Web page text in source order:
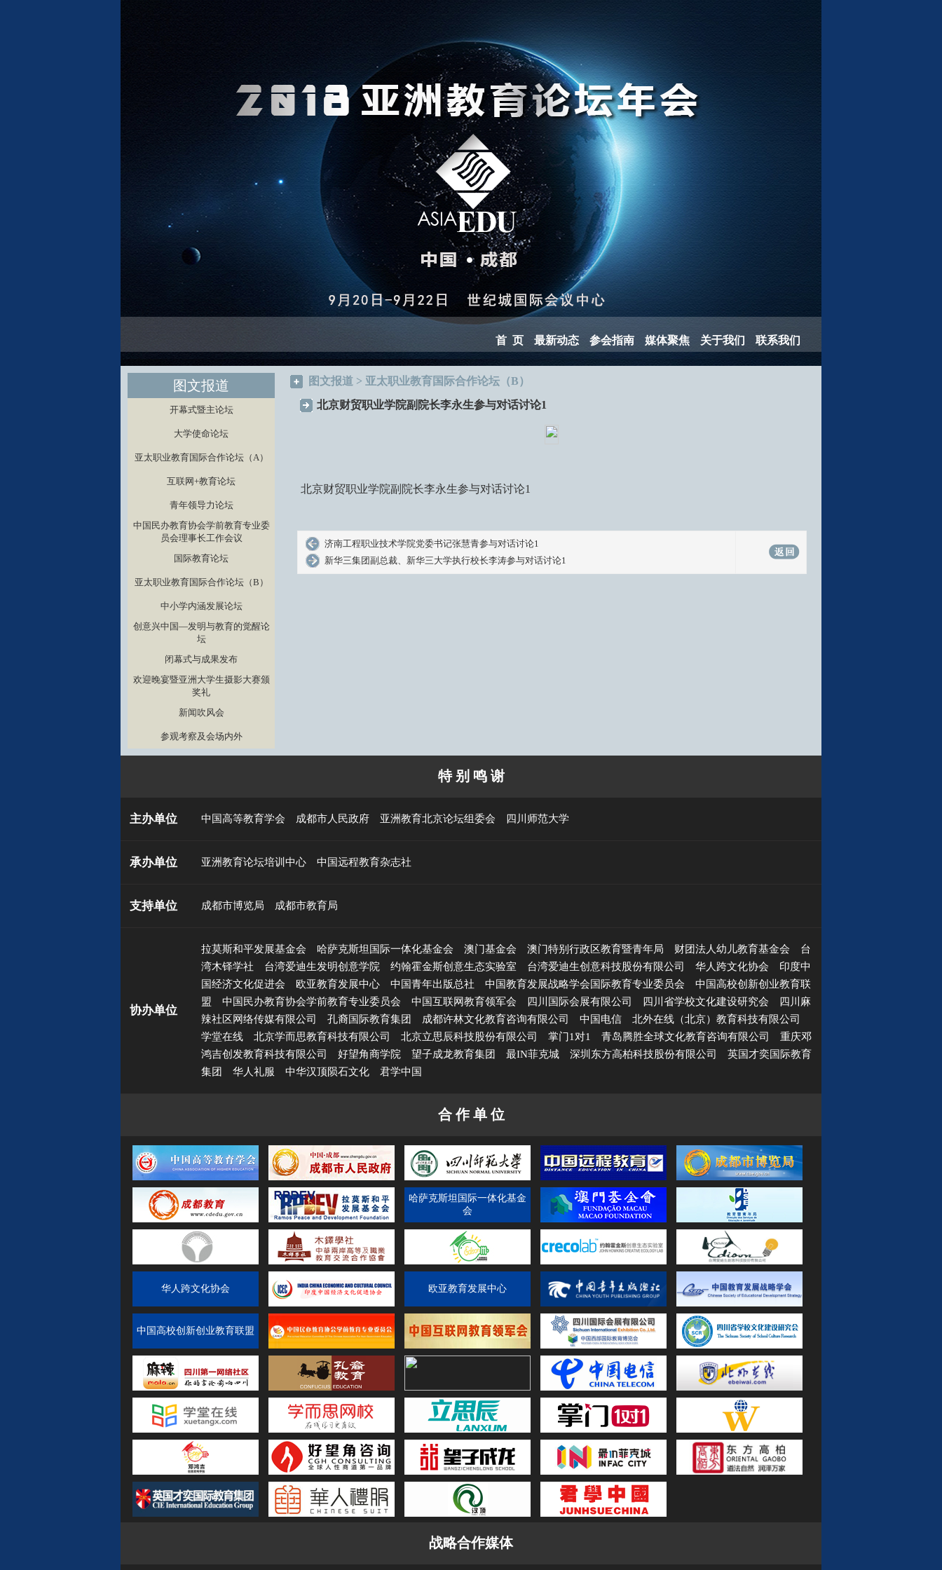
首 页 最新动态 参会指南 媒体聚焦 关于我们 联系我们
图文报道
开幕式暨主论坛
大学使命论坛
亚太职业教育国际合作论坛（A）
互联网+教育论坛
青年领导力论坛
中国民办教育协会学前教育专业委
员会理事长工作会议
国际教育论坛
亚太职业教育国际合作论坛（B）
中小学内涵发展论坛
创意兴中国—发明与教育的觉醒论
坛
闭幕式与成果发布
欢迎晚宴暨亚洲大学生摄影大赛颁
奖礼
新闻吹风会
参观考察及会场内外
图文报道 > 亚太职业教育国际合作论坛（B）
北京财贸职业学院副院长李永生参与对话讨论1
北京财贸职业学院副院长李永生参与对话讨论1
济南工程职业技术学院党委书记张慧青参与对话讨论1
新华三集团副总裁、新华三大学执行校长李涛参与对话讨论1
特 别 鸣 谢
主办单位 中国高等教育学会 成都市人民政府 亚洲教育北京论坛组委会 四川师范大学
承办单位 亚洲教育论坛培训中心 中国远程教育杂志社
支持单位 成都市博览局 成都市教育局
协办单位
拉莫斯和平发展基金会 哈萨克斯坦国际一体化基金会 澳门基金会 澳门特别行政区教育暨青年局 财团法人幼儿教育基金会
台
湾木铎学社
台湾爱迪生发明创意学院 约翰霍金斯创意生态实验室 台湾爱迪生创意科技股份有限公司 华人跨文化协会
印度中
国经济文化促进会
欧亚教育发展中心 中国青年出版总社 中国教育发展战略学会国际教育专业委员会
中国高校创新创业教育联
盟
中国民办教育协会学前教育专业委员会 中国互联网教育领军会 四川国际会展有限公司 四川省学校文化建设研究会
四川麻
辣社区网络传媒有限公司
孔裔国际教育集团 成都许林文化教育咨询有限公司 中国电信
北外在线（北京）教育科技有限公司
学堂在线
北京学而思教育科技有限公司 北京立思辰科技股份有限公司 掌门1对1 青岛腾胜全球文化教育咨询有限公司
重庆邓
鸿吉创发教育科技有限公司
好望角商学院 望子成龙教育集团 最IN菲克城 深圳东方高柏科技股份有限公司
英国才奕国际教育
集团
华人礼服 中华汉顶陨石文化 君学中国
合 作 单 位
哈萨克斯坦国际一体化基金
会
华人跨文化协会 欧亚教育发展中心
中国高校创新创业教育联盟
战略合作媒体